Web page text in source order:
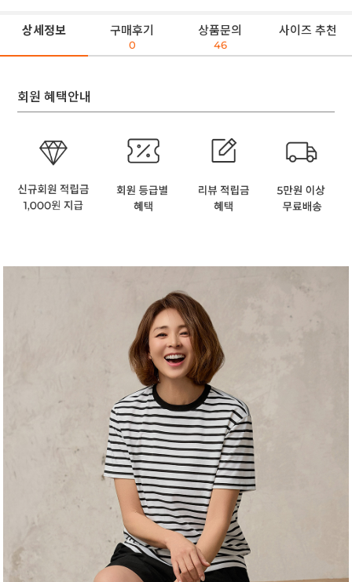
상세정보 구매후기
0
상품문의
46
사이즈 추천
회원 혜택안내